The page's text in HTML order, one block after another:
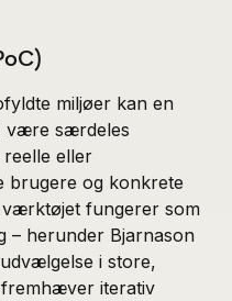
miljøer kan en
være særdeles
eller
brugere og konkrete
værktøjet fungerer som
– herunder Bjarnason
i store,
fremhæver iterativ